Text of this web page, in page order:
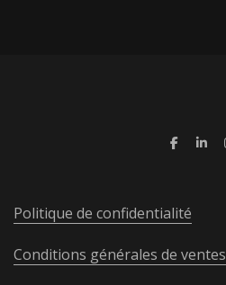
Politique de confidentialité
Conditions générales de ventes